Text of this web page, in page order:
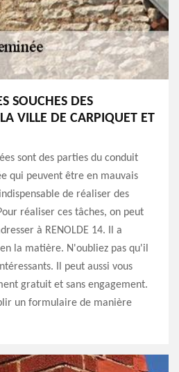
SOUCHES DES
VILLE DE CARPIQUET ET
sont des parties du conduit
qui peuvent être en mauvais
de réaliser des
réaliser ces tâches, on peut
à RENOLDE 14. Il a
la matière. N'oubliez pas qu'il
Il peut aussi vous
gratuit et sans engagement.
un formulaire de manière